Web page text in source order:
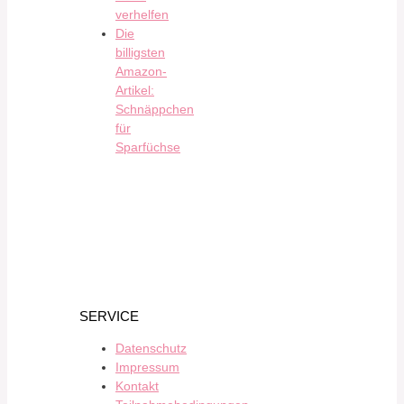
verhelfen
Die
billigsten
Amazon-
Artikel:
Schnäppchen
für
Sparfüchse
SERVICE
Datenschutz
Impressum
Kontakt